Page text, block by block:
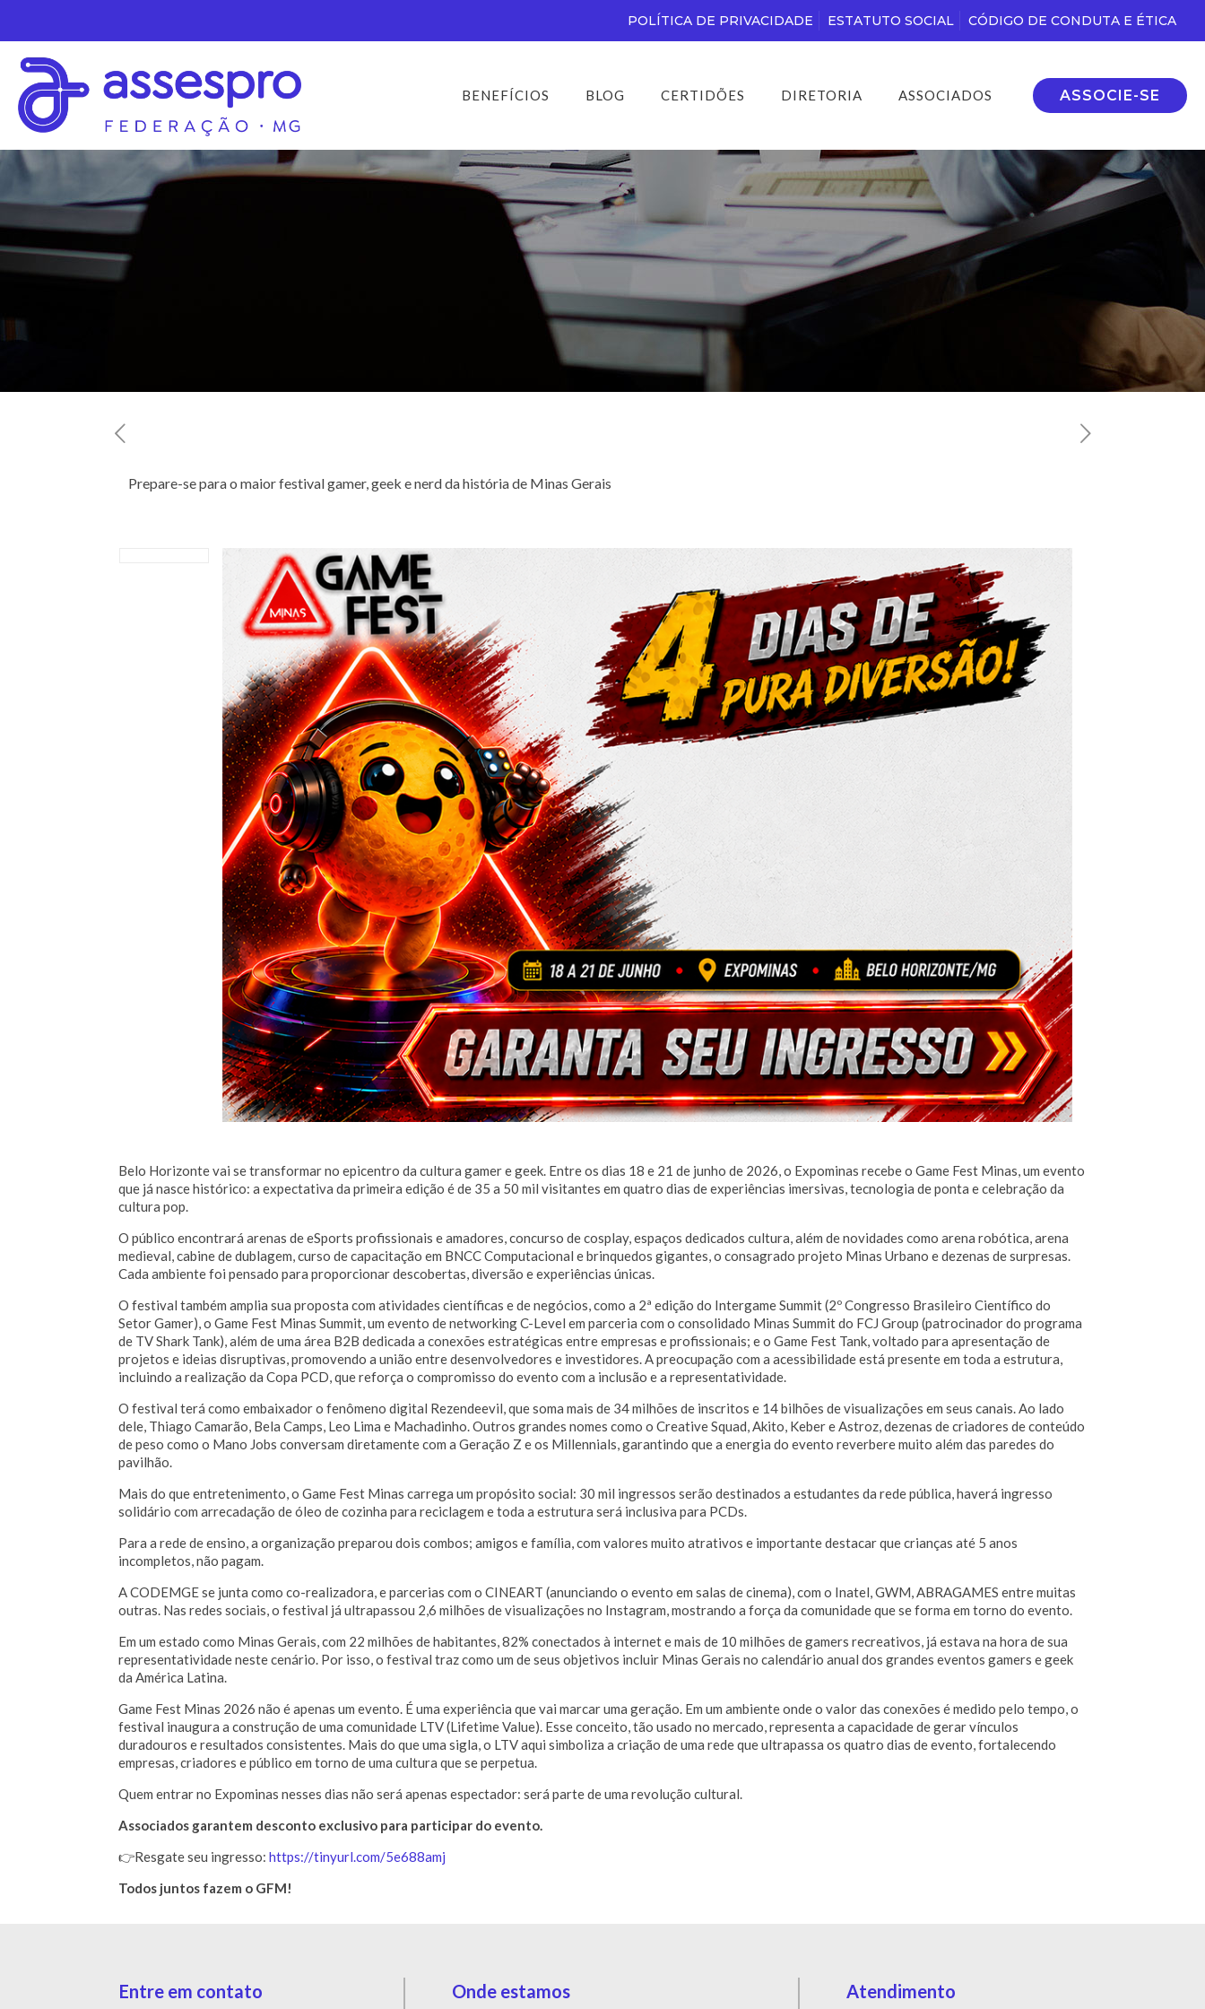
POLÍTICA DE PRIVACIDADE ESTATUTO SOCIAL CÓDIGO DE CONDUTA E ÉTICA
BENEFÍCIOS BLOG CERTIDÕES DIRETORIA ASSOCIADOS ASSOCIE-SE
Prepare-se para o maior festival gamer, geek e nerd da história de Minas Gerais
Belo Horizonte vai se transformar no epicentro da cultura gamer e geek. Entre os dias 18 e 21 de junho de 2026, o Expominas recebe o Game Fest Minas, um evento
que já nasce histórico: a expectativa da primeira edição é de 35 a 50 mil visitantes em quatro dias de experiências imersivas, tecnologia de ponta e celebração da
cultura pop.
O público encontrará arenas de eSports profissionais e amadores, concurso de cosplay, espaços dedicados cultura, além de novidades como arena robótica, arena
medieval, cabine de dublagem, curso de capacitação em BNCC Computacional e brinquedos gigantes, o consagrado projeto Minas Urbano e dezenas de surpresas.
Cada ambiente foi pensado para proporcionar descobertas, diversão e experiências únicas.
O festival também amplia sua proposta com atividades científicas e de negócios, como a 2ª edição do Intergame Summit (2º Congresso Brasileiro Científico do
Setor Gamer), o Game Fest Minas Summit, um evento de networking C-Level em parceria com o consolidado Minas Summit do FCJ Group (patrocinador do programa
de TV Shark Tank), além de uma área B2B dedicada a conexões estratégicas entre empresas e profissionais; e o Game Fest Tank, voltado para apresentação de
projetos e ideias disruptivas, promovendo a união entre desenvolvedores e investidores. A preocupação com a acessibilidade está presente em toda a estrutura,
incluindo a realização da Copa PCD, que reforça o compromisso do evento com a inclusão e a representatividade.
O festival terá como embaixador o fenômeno digital Rezendeevil, que soma mais de 34 milhões de inscritos e 14 bilhões de visualizações em seus canais. Ao lado
dele, Thiago Camarão, Bela Camps, Leo Lima e Machadinho. Outros grandes nomes como o Creative Squad, Akito, Keber e Astroz, dezenas de criadores de conteúdo
de peso como o Mano Jobs conversam diretamente com a Geração Z e os Millennials, garantindo que a energia do evento reverbere muito além das paredes do
pavilhão.
Mais do que entretenimento, o Game Fest Minas carrega um propósito social: 30 mil ingressos serão destinados a estudantes da rede pública, haverá ingresso
solidário com arrecadação de óleo de cozinha para reciclagem e toda a estrutura será inclusiva para PCDs.
Para a rede de ensino, a organização preparou dois combos; amigos e família, com valores muito atrativos e importante destacar que crianças até 5 anos
incompletos, não pagam.
A CODEMGE se junta como co-realizadora, e parcerias com o CINEART (anunciando o evento em salas de cinema), com o Inatel, GWM, ABRAGAMES entre muitas
outras. Nas redes sociais, o festival já ultrapassou 2,6 milhões de visualizações no Instagram, mostrando a força da comunidade que se forma em torno do evento.
Em um estado como Minas Gerais, com 22 milhões de habitantes, 82% conectados à internet e mais de 10 milhões de gamers recreativos, já estava na hora de sua
representatividade neste cenário. Por isso, o festival traz como um de seus objetivos incluir Minas Gerais no calendário anual dos grandes eventos gamers e geek
da América Latina.
Game Fest Minas 2026 não é apenas um evento. É uma experiência que vai marcar uma geração. Em um ambiente onde o valor das conexões é medido pelo tempo, o
festival inaugura a construção de uma comunidade LTV (Lifetime Value). Esse conceito, tão usado no mercado, representa a capacidade de gerar vínculos
duradouros e resultados consistentes. Mais do que uma sigla, o LTV aqui simboliza a criação de uma rede que ultrapassa os quatro dias de evento, fortalecendo
empresas, criadores e público em torno de uma cultura que se perpetua.
Quem entrar no Expominas nesses dias não será apenas espectador: será parte de uma revolução cultural.
Associados garantem desconto exclusivo para participar do evento.
👉Resgate seu ingresso:https://tinyurl.com/5e688amj
Todos juntos fazem o GFM!
Entre em contato Onde estamos Atendimento